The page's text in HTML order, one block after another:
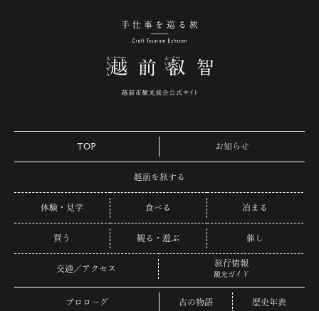
TOP お知らせ
越前を旅する
体験・見学 食べる 泊まる
買う 観る・遊ぶ 催し
交通／アクセス
旅行情報
観光ガイド
プロローグ 古の物語 歴史年表